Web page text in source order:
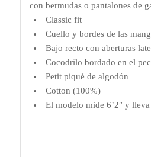
con bermudas o pantalones de
Classic fit
Cuello y bordes de las
Bajo recto con aberturas
Cocodrilo bordado en el
Petit piqué de algodón
Cotton (100%)
El modelo mide 6’2″ y